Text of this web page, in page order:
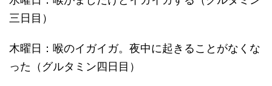
三日目）
木曜日：喉のイガイガ。夜中に起きることがなくな
った（グルタミン四日目）